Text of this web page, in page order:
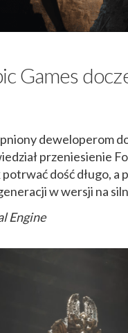
Games
deweloperom
przeniesienie
dość długo,
w wersji na
Engine